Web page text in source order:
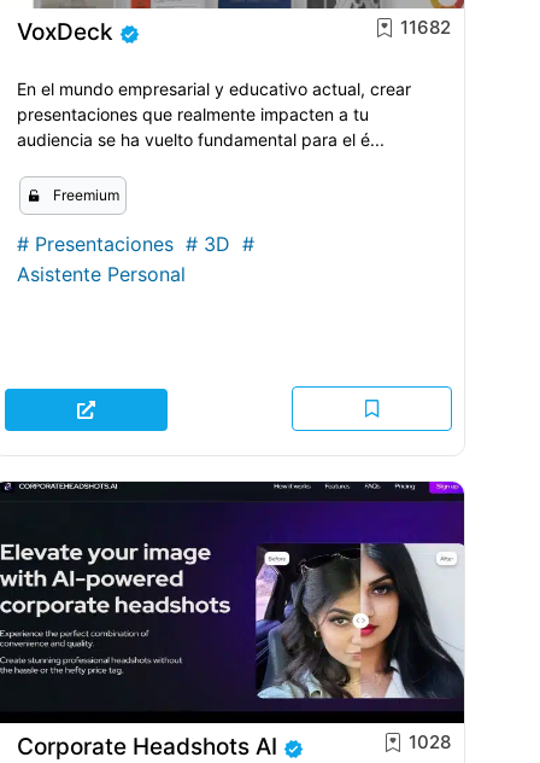
VoxDeck 11682
En el mundo empresarial y educativo actual, crear
presentaciones que realmente impacten a tu
audiencia se ha vuelto fundamental para el é...
Freemium
# Presentaciones # 3D #
Asistente Personal
Corporate Headshots AI 1028